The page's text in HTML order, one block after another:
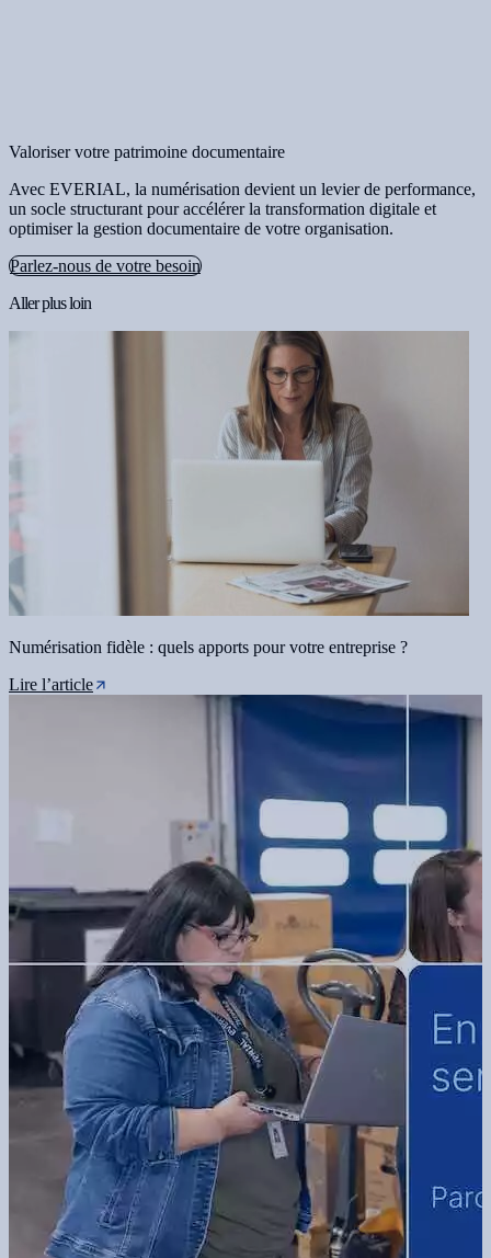
Valoriser votre patrimoine documentaire
Avec EVERIAL, la numérisation devient un levier de performance,
un socle structurant pour accélérer la transformation digitale et
optimiser la gestion documentaire de votre organisation.
Parlez-nous de votre besoin
Aller plus loin
Numérisation fidèle : quels apports pour votre entreprise ?
Lire l’article